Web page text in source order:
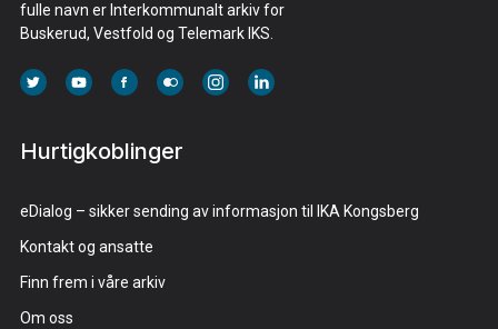
fulle navn er Interkommunalt arkiv for
Buskerud, Vestfold og Telemark IKS.
Hurtigkoblinger
eDialog – sikker sending av informasjon til IKA Kongsberg
Kontakt og ansatte
Finn frem i våre arkiv
Om oss